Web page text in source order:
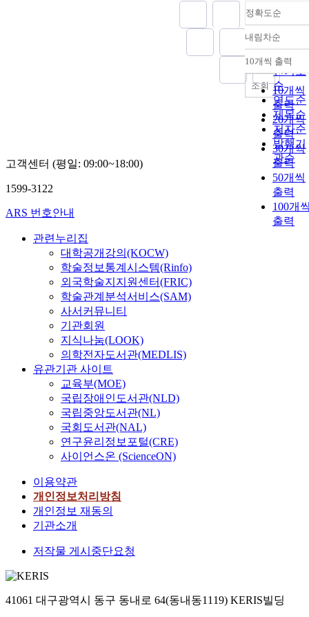
정확도순
정확도
순
인기도
순
연도순
제목순
저자순
발행기
관순
내림차순
내림차
10개씩 출력
10개씩
출력
20개씩
출력
30개씩
출력
50개씩
출력
100개
출력
조회
고객센터 (평일: 09:00~18:00)
1599-3122
ARS 번호안내
관련누리집
대학공개강의(KOCW)
학술정보통계시스템(Rinfo)
외국학술지지원센터(FRIC)
학술관계분석서비스(SAM)
사서커뮤니티
기관회원
지식나눔(LOOK)
의학전자도서관(MEDLIS)
유관기관 사이트
교육부(MOE)
국립장애인도서관(NLD)
국립중앙도서관(NL)
국회도서관(NAL)
연구윤리정보포털(CRE)
사이언스온 (ScienceON)
이용약관
개인정보처리방침
개인정보 재동의
기관소개
저작물 게시중단요청
41061 대구광역시 동구 동내로 64(동내동1119) KERIS빌딩